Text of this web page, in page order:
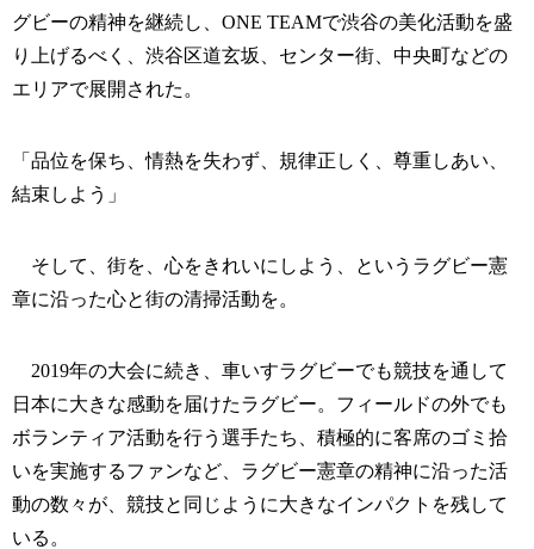
グビーの精神を継続し、ONE TEAMで渋谷の美化活動を盛
り上げるべく、渋谷区道玄坂、センター街、中央町などの
エリアで展開された。
「品位を保ち、情熱を失わず、規律正しく、尊重しあい、
結束しよう」
そして、街を、心をきれいにしよう、というラグビー憲
章に沿った心と街の清掃活動を。
2019年の大会に続き、車いすラグビーでも競技を通して
日本に大きな感動を届けたラグビー。フィールドの外でも
ボランティア活動を行う選手たち、積極的に客席のゴミ拾
いを実施するファンなど、ラグビー憲章の精神に沿った活
動の数々が、競技と同じように大きなインパクトを残して
いる。